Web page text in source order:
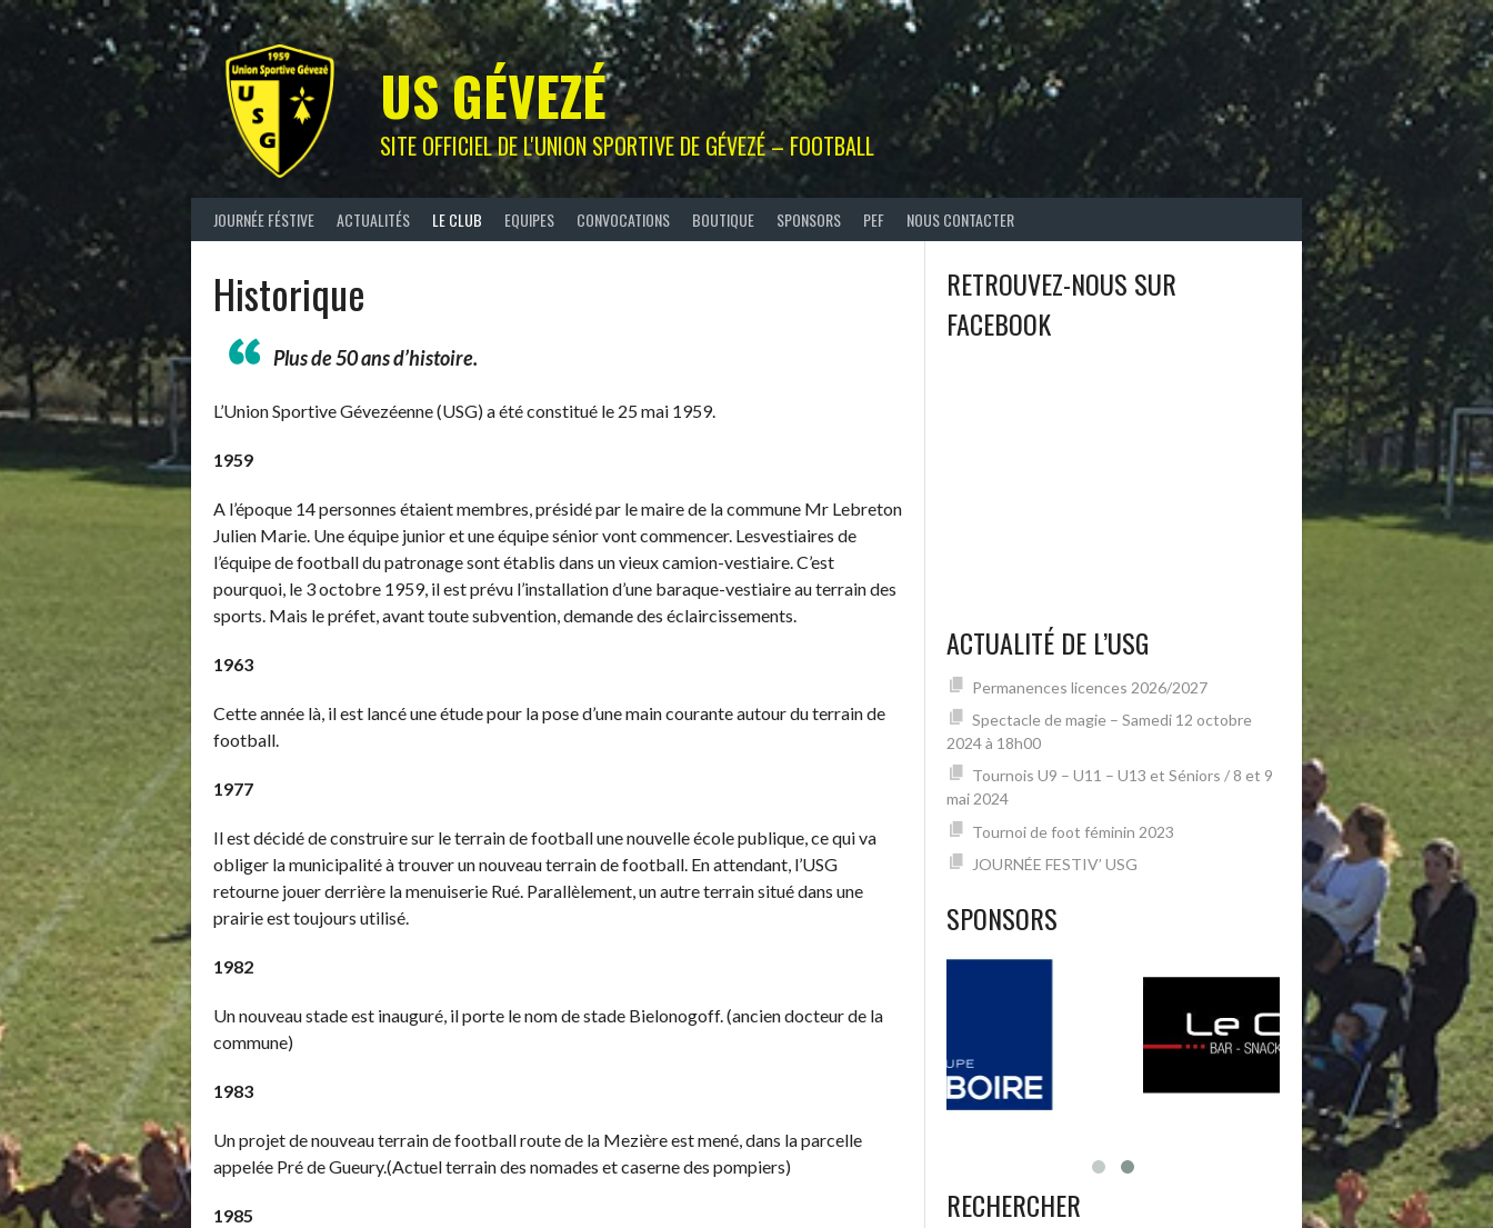
Skip
US GÉVEZÉ
SITE OFFICIEL DE L'UNION SPORTIVE DE GÉVEZÉ – FOOTBALL
JOURNÉE FÉSTIVE ACTUALITÉS LE CLUB EQUIPES CONVOCATIONS BOUTIQUE SPONSORS PEF NOUS CONTACTER
Historique
Plus de 50 ans d’histoire.
L’Union Sportive Gévezéenne (USG) a été constitué le 25 mai 1959.
1959
A l’époque 14 personnes étaient membres, présidé par le maire de la commune Mr Lebreton
Julien Marie. Une équipe junior et une équipe sénior vont commencer. Lesvestiaires de
l’équipe de football du patronage sont établis dans un vieux camion-vestiaire. C’est
pourquoi, le 3 octobre 1959, il est prévu l’installation d’une baraque-vestiaire au terrain des
sports. Mais le préfet, avant toute subvention, demande des éclaircissements.
1963
Cette année là, il est lancé une étude pour la pose d’une main courante autour du terrain de
football.
1977
Il est décidé de construire sur le terrain de football une nouvelle école publique, ce qui va
obliger la municipalité à trouver un nouveau terrain de football. En attendant, l’USG
retourne jouer derrière la menuiserie Rué. Parallèlement, un autre terrain situé dans une
prairie est toujours utilisé.
1982
Un nouveau stade est inauguré, il porte le nom de stade Bielonogoff. (ancien docteur de la
commune)
1983
Un projet de nouveau terrain de football route de la Mezière est mené, dans la parcelle
appelée Pré de Gueury.(Actuel terrain des nomades et caserne des pompiers)
1985
RETROUVEZ-NOUS SUR
FACEBOOK
ACTUALITÉ DE L’USG
Permanences licences 2026/2027
Spectacle de magie – Samedi 12 octobre
2024 à 18h00
Tournois U9 – U11 – U13 et Séniors / 8 et 9
mai 2024
Tournoi de foot féminin 2023
JOURNÉE FESTIV’ USG
SPONSORS
RECHERCHER